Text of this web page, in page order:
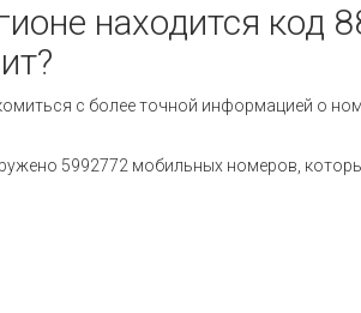
находится код
с более точной информацией о
5992772 мобильных номеров,